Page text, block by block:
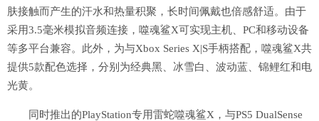
肤接触而产生的汗水和热量积聚，长时间佩戴也倍感舒适。由于
采用3.5毫米模拟音频连接，噬魂鲨X可实现主机、PC和移动设备
等多平台兼容。此外，为与Xbox Series X|S手柄搭配，噬魂鲨X共
提供5款配色选择，分别为经典黑、冰雪白、波动蓝、锦鲤红和电
光黄。
同时推出的PlayStation专用雷蛇噬魂鲨X，与PS5 DualSense